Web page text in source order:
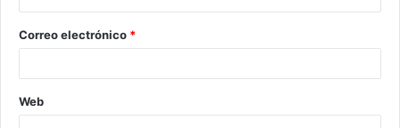
Correo electrónico *
Web